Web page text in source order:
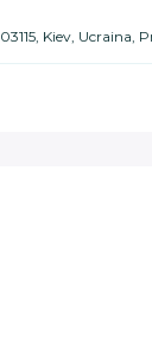
03115, Kiev, Ucraina,